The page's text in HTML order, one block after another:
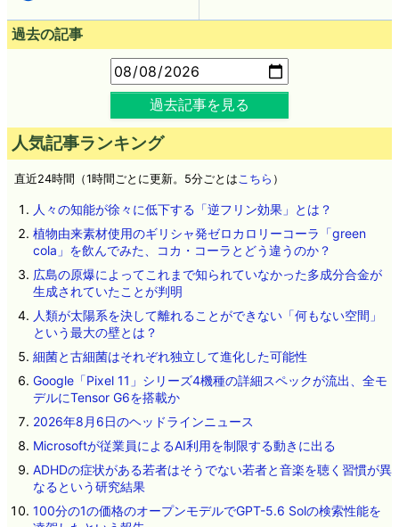
過去の記事
過去記事を見る
人気記事ランキング
直近24時間（1時間ごとに更新。5分ごとはこちら ）
人々の知能が徐々に低下する「逆フリン効果」とは？
植物由来素材使用のギリシャ発ゼロカロリーコーラ「green
cola」を飲んでみた、コカ・コーラとどう違うのか？
広島の原爆によってこれまで知られていなかった多成分合金が
生成されていたことが判明
人類が太陽系を決して離れることができない「何もない空間」
という最大の壁とは？
細菌と古細菌はそれぞれ独立して進化した可能性
Google「Pixel 11」シリーズ4機種の詳細スペックが流出、全モ
デルにTensor G6を搭載か
2026年8月6日のヘッドラインニュース
Microsoftが従業員によるAI利用を制限する動きに出る
ADHDの症状がある若者はそうでない若者と音楽を聴く習慣が異
なるという研究結果
100分の1の価格のオープンモデルでGPT-5.6 Solの検索性能を